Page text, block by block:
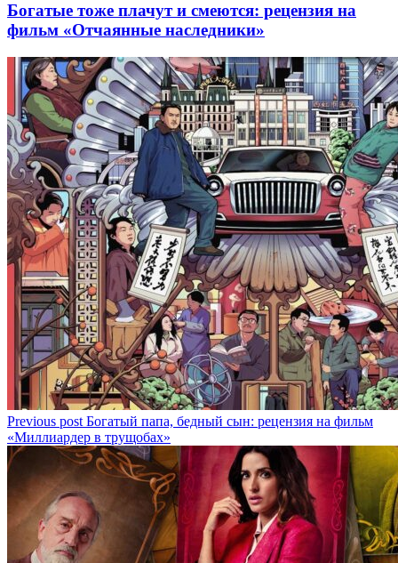
Богатые тоже плачут и смеются: рецензия на
фильм «Отчаянные наследники»
Previous post Богатый папа, бедный сын: рецензия на фильм
«Миллиардер в трущобах»